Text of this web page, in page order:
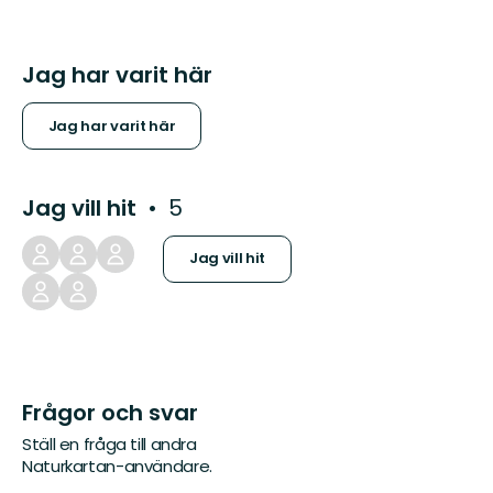
Jag har varit här
Jag har varit här
Jag vill hit 5
Jag vill hit
Frågor och svar
Ställ en fråga till andra
Naturkartan-användare.